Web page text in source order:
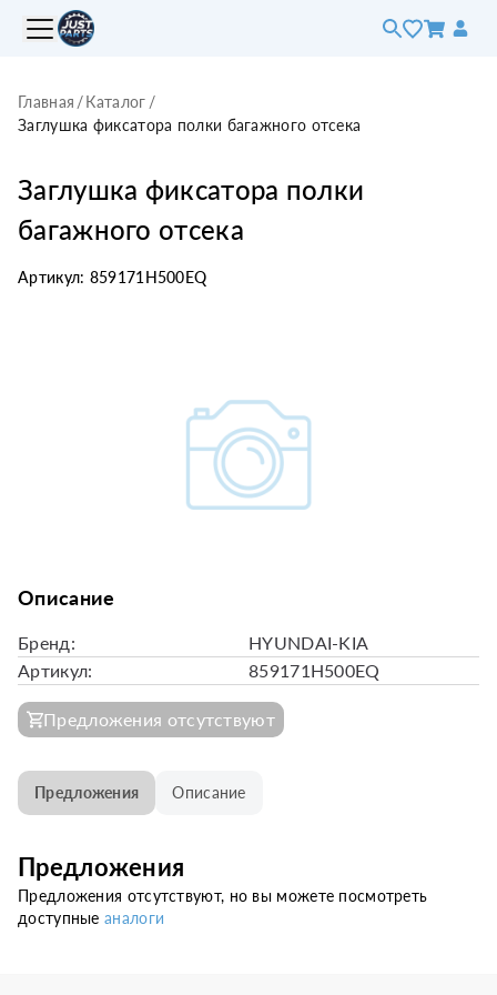
Главная /Каталог /
Заглушка фиксатора полки багажного отсека
Заглушка фиксатора полки
багажного отсека
Артикул: 859171H500EQ
Описание
Бренд:
HYUNDAI-KIA
Артикул:
859171H500EQ
Предложения отсутствуют
Предложения Описание
Предложения
Предложения отсутствуют, но вы можете посмотреть
доступныеаналоги